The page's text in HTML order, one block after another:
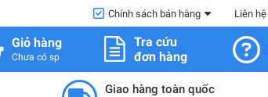
Chính sách bán hàng Liên hệ
Giỏ hàng
Chưa có sp
Tra cứu
đơn hàng
Giao hàng toàn quốc